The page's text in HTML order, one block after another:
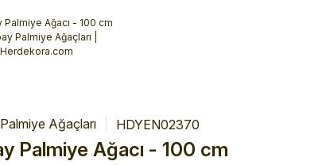
Taksit Fırsatı!İlk siparişinizi verin!
İndirimi Şimdi Alışveriş yap!
Ağaçları HDYEN02370
Palmiye Ağacı - 100 cm